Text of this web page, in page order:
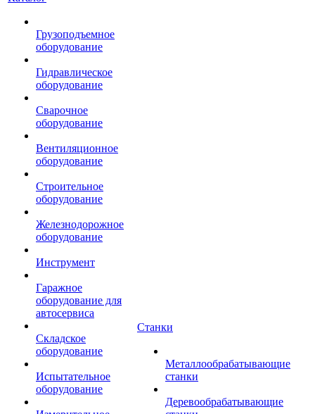
Грузоподъемное
оборудование
Гидравлическое
оборудование
Сварочное
оборудование
Вентиляционное
оборудование
Строительное
оборудование
Железнодорожное
оборудование
Инструмент
Гаражное
оборудование для
автосервиса
Складское
оборудование
Испытательное
оборудование
Станки
Металлообрабатывающие
станки
Деревообрабатывающие